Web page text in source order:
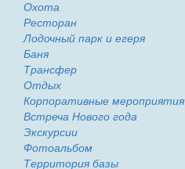
Охота
Ресторан
Лодочный парк и егеря
Баня
Трансфер
Отдых
Корпоративные мероприятия
Встреча Нового года
Экскурсии
Фотоальбом
Территория базы